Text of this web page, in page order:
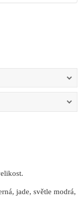
jade, světle modrá,